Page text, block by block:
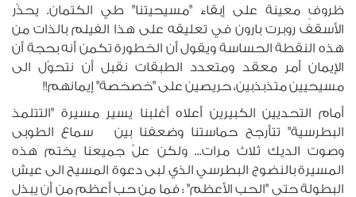
ظروفٍ معينة على إبقاء "مسيحيتنا" طي الكتمان. يحذّر
الأسقف روبرت بارون في تعليقه على هذا الفيلم بالذات من
هذه النقطة الحساسة ويقول أن الخطورة تكمن أنه بحجة أن
الإيمان أمر معقد ومتعدد الطبقات نقبل أن نتحوّل الى
مسيحيين متذبذبين، حريصين على "خصخصة" إيمانهم!!
أمام التحديين الكبيرين أعلاه أغلبنا يسير مسيرة "التتلمذ
البطرسية" تتأرجح حماستنا وضعفنا بين سماع الطوبى
وصوت الديك ثلاث مرات... ولكن علّ جميعنا يختم هذه
المسيرة بالنضوج البطرسي الذي لبى دعوة المسيح الى عيش
البطولة حتى "الحب الأعظم" : فما من حبٍ أعظم من أن يبذل